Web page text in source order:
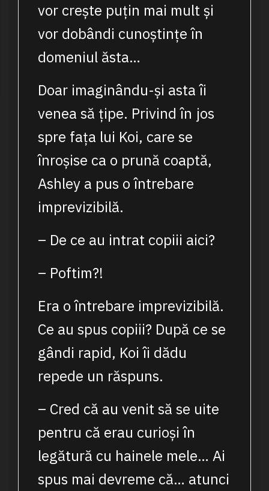
vor crește puțin mai mult și
vor dobândi cunoștințe în
domeniul ăsta…
Doar imaginându-și asta îi
venea să țipe. Privind în jos
spre fața lui Koi, care se
înroșise ca o prună coaptă,
Ashley a pus o întrebare
imprevizibilă.
– De ce au intrat copiii aici?
– Poftim?!
Era o întrebare imprevizibilă.
Ce au spus copiii? După ce se
gândi rapid, Koi îi dădu
repede un răspuns.
– Cred că au venit să se uite
pentru că erau curioși în
legătură cu hainele mele… Ai
spus mai devreme că… atunci